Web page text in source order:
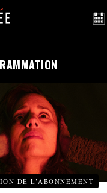
DE L’ABONNEMENT